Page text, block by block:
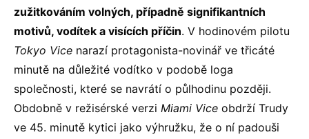
zužitkováním volných, případně signifikantních
motivů, vodítek a visících příčin. V hodinovém pilotu
Tokyo Vice narazí protagonista-novinář ve třicáté
minutě na důležité vodítko v podobě loga
společnosti, které se navrátí o půlhodinu později.
Obdobně v režisérské verzi Miami Vice obdrží Trudy
ve 45. minutě kytici jako výhružku, že o ní padouši